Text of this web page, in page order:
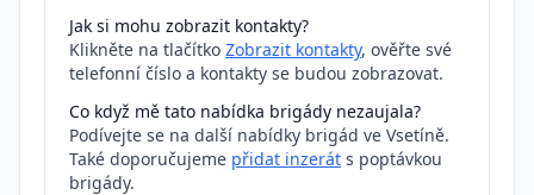
Jak si mohu zobrazit kontakty?
Klikněte na tlačítko Zobrazit kontakty, ověřte své
telefonní číslo a kontakty se budou zobrazovat.
Co když mě tato nabídka brigády nezaujala?
Podívejte se na další nabídky brigád ve Vsetíně.
Také doporučujeme přidat inzerát s poptávkou
brigády.